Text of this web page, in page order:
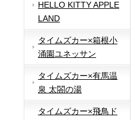
HELLO KITTY APPLE
LAND
タイムズカー×箱根小
涌園ユネッサン
タイムズカー×有馬温
泉 太閤の湯
タイムズカー×飛鳥ド